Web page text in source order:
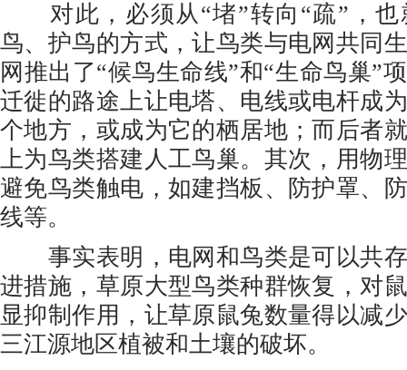
对此，必须从“堵”转向“疏”，也
鸟、护鸟的方式，让鸟类与电网共同
网推出了“候鸟生命线”和“生命鸟巢”
迁徙的路途上让电塔、电线或电杆成
个地方，或成为它的栖居地；而后者
上为鸟类搭建人工鸟巢。其次，用物
避免鸟类触电，如建挡板、防护罩、
线等。
事实表明，电网和鸟类是可以共存
进措施，草原大型鸟类种群恢复，对
显抑制作用，让草原鼠兔数量得以减
三江源地区植被和土壤的破坏。